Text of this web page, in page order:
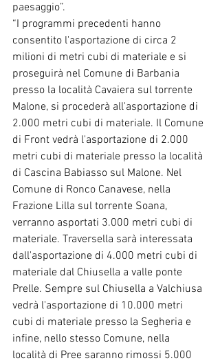
paesaggio”.
“I programmi precedenti hanno
consentito l'asportazione di circa 2
milioni di metri cubi di materiale e si
proseguirà nel Comune di Barbania
presso la località Cavaiera sul torrente
Malone, si procederà all'asportazione di
2.000 metri cubi di materiale. Il Comune
di Front vedrà l'asportazione di 2.000
metri cubi di materiale presso la località
di Cascina Babiasso sul Malone. Nel
Comune di Ronco Canavese, nella
Frazione Lilla sul torrente Soana,
verranno asportati 3.000 metri cubi di
materiale. Traversella sarà interessata
dall'asportazione di 4.000 metri cubi di
materiale dal Chiusella a valle ponte
Prelle. Sempre sul Chiusella a Valchiusa
vedrà l'asportazione di 10.000 metri
cubi di materiale presso la Segheria e
infine, nello stesso Comune, nella
località di Pree saranno rimossi 5.000